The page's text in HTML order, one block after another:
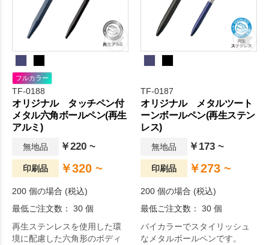
フルカラー
TF-0188
オリジナル タッチペン付
メタル六角ボールペン(再生
アルミ)
無地品 ￥220 ~
印刷品 ￥320 ~
200 個の場合 (税込)
最低ご注文数： 30 個
再生ステンレスを使用した環
境に配慮した六角形のボディ
TF-0187
オリジナル メタルツート
ーンボールペン(再生ステン
レス)
無地品 ￥173 ~
印刷品 ￥273 ~
200 個の場合 (税込)
最低ご注文数： 30 個
バイカラーでスタイリッシュ
なメタルボールペンです。